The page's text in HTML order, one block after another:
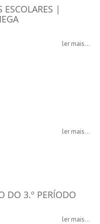
|
ler mais...
ler mais...
DO 3.º PERÍODO
ler mais...